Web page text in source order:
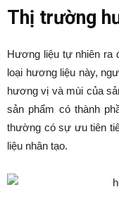
Thị trường
Hương liệu tự nhiên
loại hương liệu này,
hương vị và mùi của
sản phẩm có thành
thường có sự ưu tiên
liệu nhân tạo.